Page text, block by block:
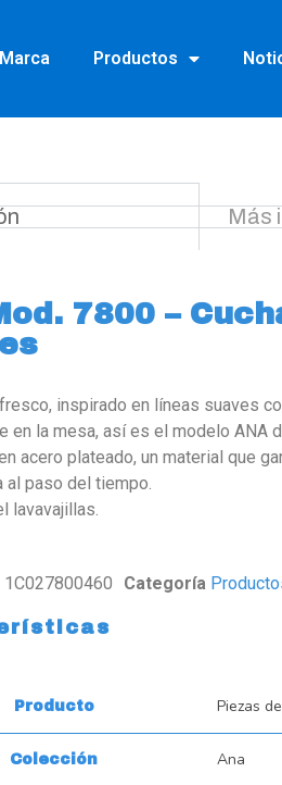
Productos
Más
7800 –
inspirado en líneas suaves
en la mesa, así es el modelo ANA
acero plateado, un material que
al paso del tiempo.
lavavajillas.
1C027800460 Categoría
Producto Piezas
Colección Ana